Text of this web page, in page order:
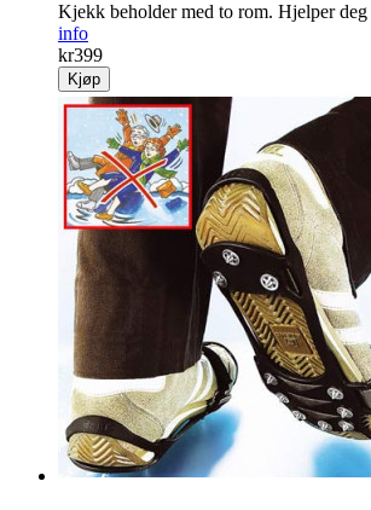
Kjekk beholder med to rom. Hjelper deg
info
kr399
Kjøp